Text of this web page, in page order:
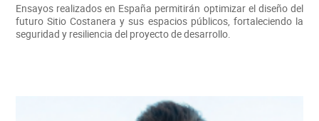
Ensayos realizados en España permitirán optimizar el diseño del
futuro Sitio Costanera y sus espacios públicos, fortaleciendo la
seguridad y resiliencia del proyecto de desarrollo.